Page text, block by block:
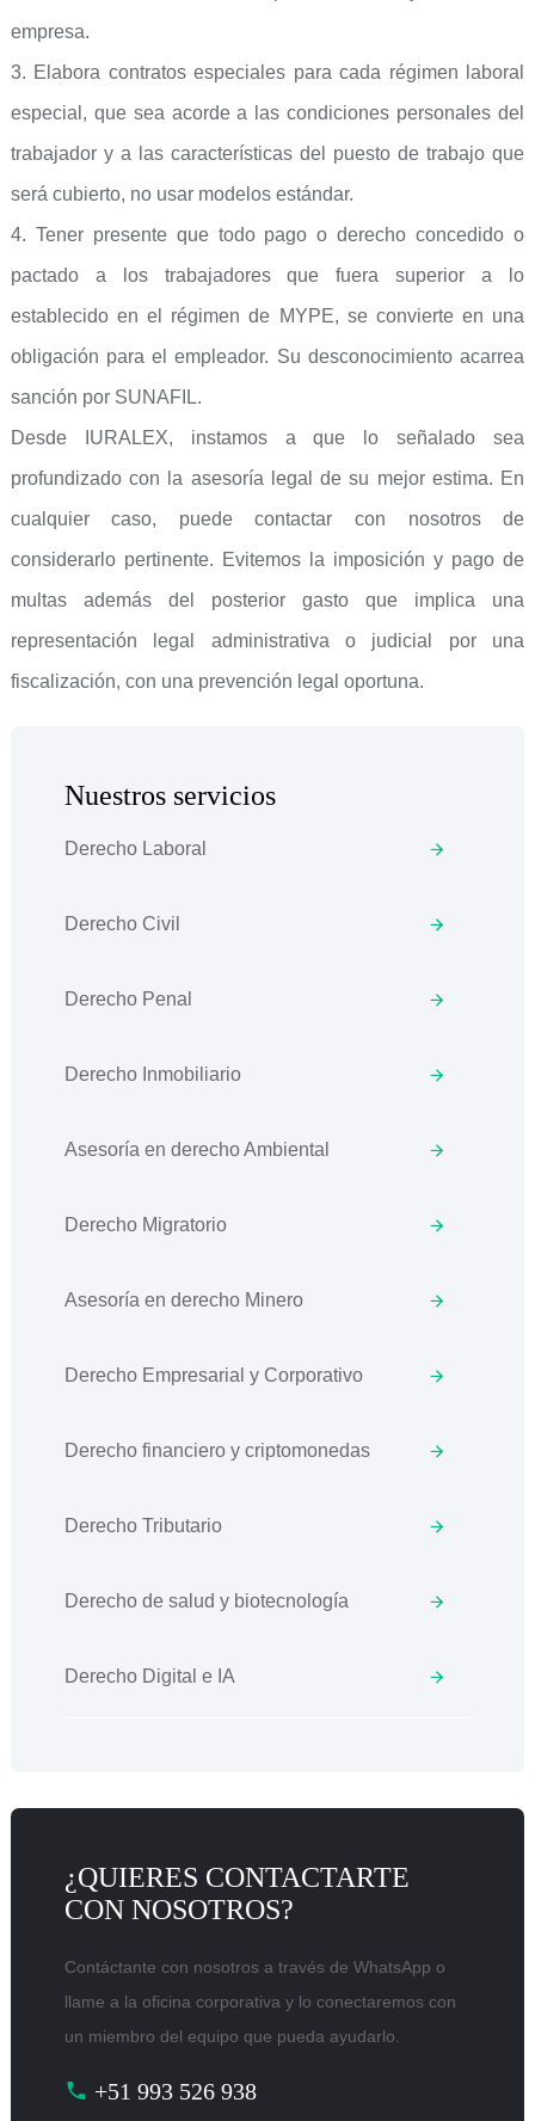
empresa.
3. Elabora contratos especiales para cada régimen laboral
especial, que sea acorde a las condiciones personales del
trabajador y a las características del puesto de trabajo que
será cubierto, no usar modelos estándar.
4. Tener presente que todo pago o derecho concedido o
pactado a los trabajadores que fuera superior a lo
establecido en el régimen de MYPE, se convierte en una
obligación para el empleador. Su desconocimiento acarrea
sanción por SUNAFIL.
Desde IURALEX, instamos a que lo señalado sea
profundizado con la asesoría legal de su mejor estima. En
cualquier caso, puede contactar con nosotros de
considerarlo pertinente. Evitemos la imposición y pago de
multas además del posterior gasto que implica una
representación legal administrativa o judicial por una
fiscalización, con una prevención legal oportuna.
Nuestros servicios
Derecho Laboral
Derecho Civil
Derecho Penal
Derecho Inmobiliario
Asesoría en derecho Ambiental
Derecho Migratorio
Asesoría en derecho Minero
Derecho Empresarial y Corporativo
Derecho financiero y criptomonedas
Derecho Tributario
Derecho de salud y biotecnología
Derecho Digital e IA
¿QUIERES CONTACTARTE
CON NOSOTROS?
Contáctante con nosotros a través de WhatsApp o
llame a la oficina corporativa y lo conectaremos con
un miembro del equipo que pueda ayudarlo.
+51 993 526 938